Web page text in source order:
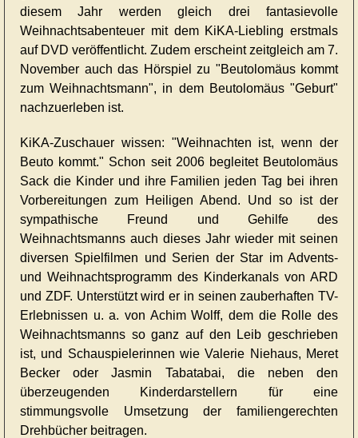
diesem Jahr werden gleich drei fantasievolle
Weihnachtsabenteuer mit dem KiKA-Liebling erstmals
auf DVD veröffentlicht. Zudem erscheint zeitgleich am 7.
November auch das Hörspiel zu "Beutolomäus kommt
zum Weihnachtsmann", in dem Beutolomäus "Geburt"
nachzuerleben ist.
KiKA-Zuschauer wissen: "Weihnachten ist, wenn der
Beuto kommt." Schon seit 2006 begleitet Beutolomäus
Sack die Kinder und ihre Familien jeden Tag bei ihren
Vorbereitungen zum Heiligen Abend. Und so ist der
sympathische Freund und Gehilfe des
Weihnachtsmanns auch dieses Jahr wieder mit seinen
diversen Spielfilmen und Serien der Star im Advents-
und Weihnachtsprogramm des Kinderkanals von ARD
und ZDF. Unterstützt wird er in seinen zauberhaften TV-
Erlebnissen u. a. von Achim Wolff, dem die Rolle des
Weihnachtsmanns so ganz auf den Leib geschrieben
ist, und Schauspielerinnen wie Valerie Niehaus, Meret
Becker oder Jasmin Tabatabai, die neben den
überzeugenden Kinderdarstellern für eine
stimmungsvolle Umsetzung der familiengerechten
Drehbücher beitragen.